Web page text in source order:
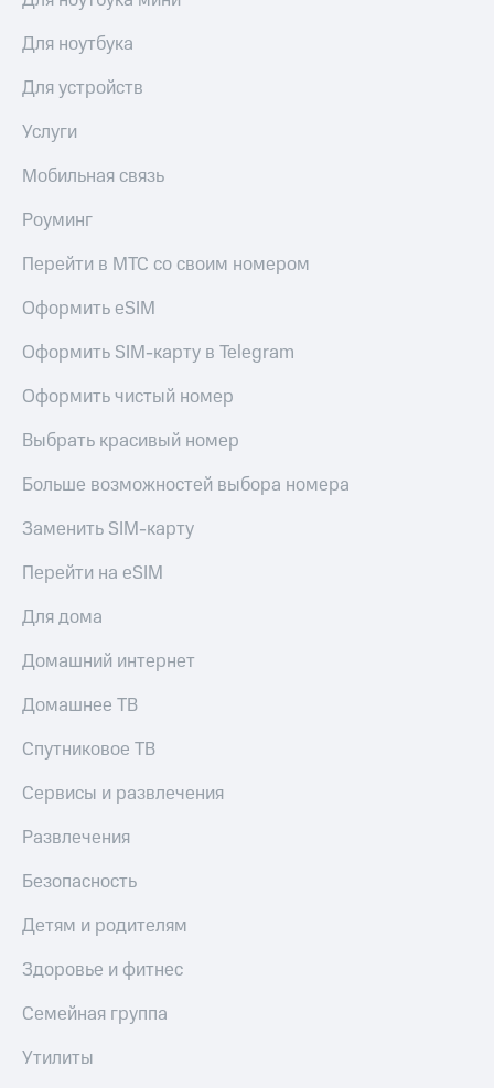
Для ноутбука
Для устройств
Услуги
Мобильная связь
Роуминг
Перейти в МТС со своим номером
Оформить eSIM
Оформить SIM-карту в Telegram
Оформить чистый номер
Выбрать красивый номер
Больше возможностей выбора номера
Заменить SIM-карту
Перейти на eSIM
Для дома
Домашний интернет
Домашнее ТВ
Спутниковое ТВ
Сервисы и развлечения
Развлечения
Безопасность
Детям и родителям
Здоровье и фитнес
Семейная группа
Утилиты